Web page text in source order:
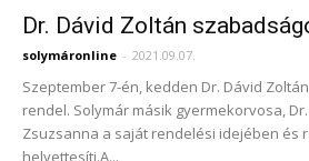
Dr. Dávid Zoltán
solymáronline - 2021.09.07.
Szeptember 7-én, kedden Dr. Dávid
rendel. Solymár másik gyermekorvosa,
Zsuzsanna a saját rendelési idejében és
helyettesíti.A...